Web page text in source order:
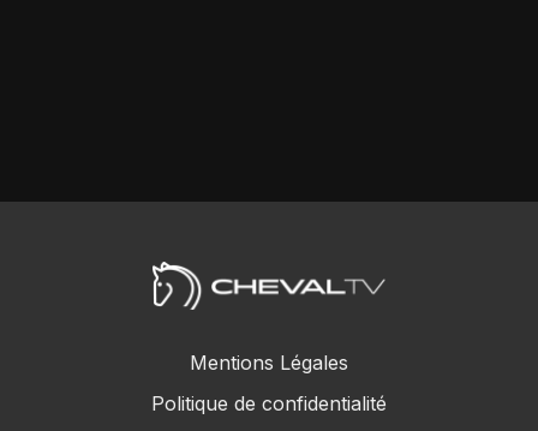
Mentions Légales
Politique de confidentialité